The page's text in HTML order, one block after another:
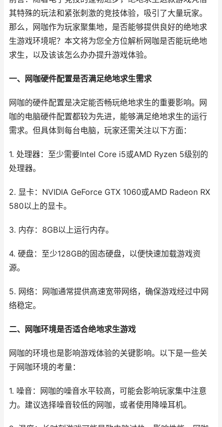
其特殊的玩法和紧张刺激的竞技体验，吸引了大量玩家。
那么，网咖作为玩家聚集地，是否能够提供良好的绝地求
生游戏环境呢？本文将为您全方位解析网咖是否能玩绝地
求生，以及该该怎么办办提升游戏体验。
一、网咖硬件配置是否满足绝地求生需求
网咖的硬件配置是决定能否畅玩绝地求生的重要影响。网
咖的电脑硬件配置都较为先进，能够满足绝地求生的运行
需求。但具体到每台电脑，玩家还需关注以下方面：
1. 处理器：至少需要Intel Core i5或AMD Ryzen 5级别的
处理器。
2. 显卡：NVIDIA GeForce GTX 1060或AMD Radeon RX
580以上的显卡。
3. 内存：8GB以上运行内存。
4. 硬盘：至少128GB的固态硬盘，以便快速加载游戏资
源。
5. 网络：网咖通常提供高速宽带网络，确保游戏经过中网
络稳定。
二、网咖环境是否适合绝地求生游戏
网咖的环境也是影响游戏体验的关键影响。以下是一些关
于网咖环境的考量：
1. 噪音：网咖的噪音水平较高，可能会影响玩家集中注意
力。建议选择噪音较低的网咖，或者使用降噪耳机。